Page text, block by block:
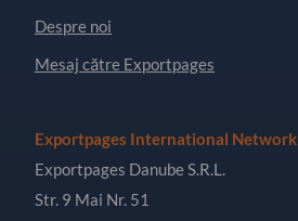
Despre noi
Mesaj către Exportpages
Exportpages International Network
Exportpages Danube S.R.L.
Str. 9 Mai Nr. 51